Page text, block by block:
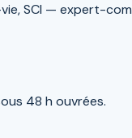
SCI — expert-
48 h ouvrées.